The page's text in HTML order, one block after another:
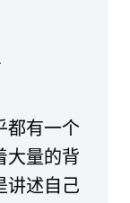
都有一个
大量的背
讲述自己